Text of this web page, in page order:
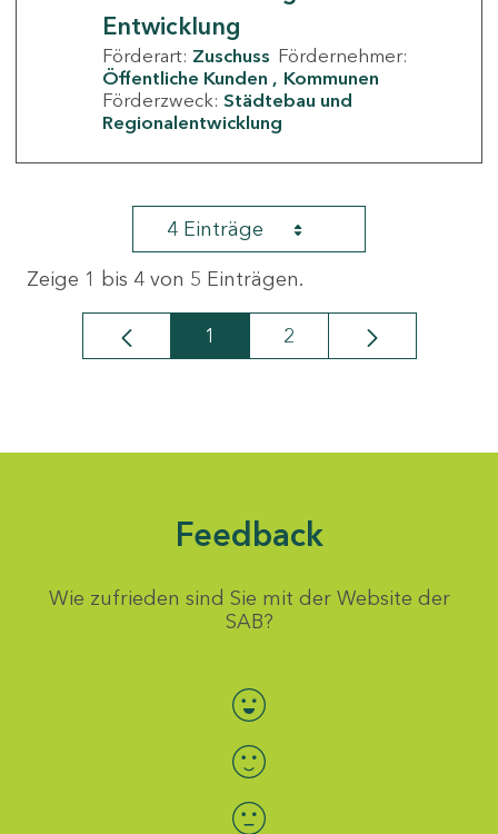
Entwicklung
Förderart: Zuschuss Fördernehmer:
Öffentliche Kunden
Kommunen
Förderzweck: Städtebau und
Regionalentwicklung
4 Einträge
Zeige 1 bis 4 von 5 Einträgen.
Seite
1 Seite
2
Feedback
Wie zufrieden sind Sie mit der Website der
SAB?
Bewertung auswählen